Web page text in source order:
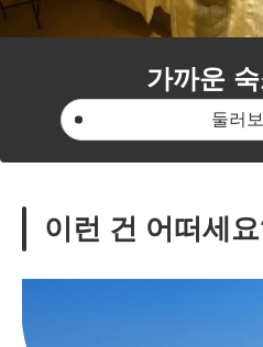
가까운 숙
둘러보
이런 건 어떠세